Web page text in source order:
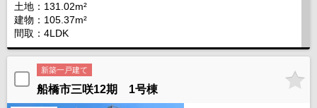
土地：131.02m²
建物：105.37m²
間取：4LDK
新築一戸建て
船橋市三咲12期 1号棟